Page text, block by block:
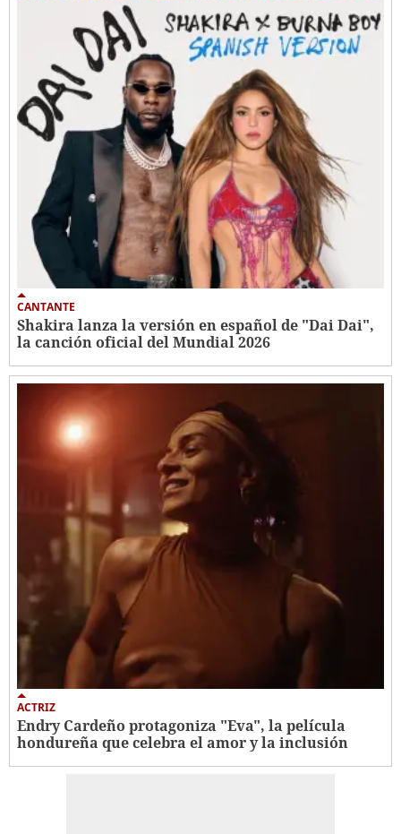
CANTANTE
Shakira lanza la versión en español de "Dai Dai",
la canción oficial del Mundial 2026
ACTRIZ
Endry Cardeño protagoniza "Eva", la película
hondureña que celebra el amor y la inclusión